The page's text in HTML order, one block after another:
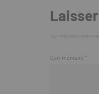
Commentaire *